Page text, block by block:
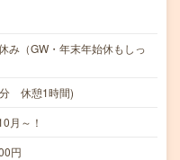
（GW・年末年始休もしっ
休憩1時間)
月～！
円